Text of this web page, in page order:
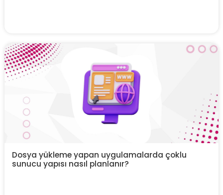
Dosya yükleme yapan uygulamalarda çoklu
sunucu yapısı nasıl planlanır?